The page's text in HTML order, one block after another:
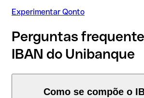
Experimentar Qonto
Perguntas
IBAN do Unibanque
Como se compõe o